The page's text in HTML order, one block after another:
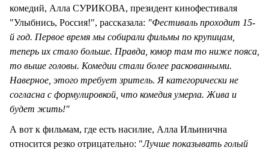
комедий, Алла СУРИКОВА, президент кинофестиваля
"Улыбнись, Россия!", рассказала: "Фестиваль проходит 15-
й год. Первое время мы собирали фильмы по крупицам,
теперь их стало больше. Правда, юмор там то ниже пояса,
то выше головы. Комедии стали более раскованными.
Наверное, этого требует зритель. Я категорически не
согласна с формулировкой, что комедия умерла. Жива и
будет жить!"
А вот к фильмам, где есть насилие, Алла Ильинична
относится резко отрицательно: "Лучше показывать голый